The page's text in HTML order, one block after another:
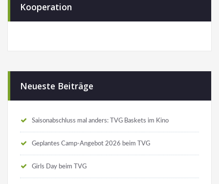
Kooperation
Neueste Beiträge
Saisonabschluss mal anders: TVG Baskets im Kino
Geplantes Camp-Angebot 2026 beim TVG
Girls Day beim TVG